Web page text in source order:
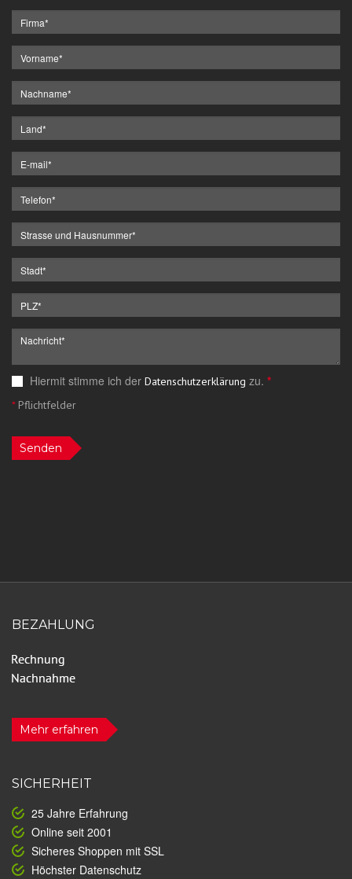
Hiermit stimme ich der Datenschutzerklärung zu. *
*Pflichtfelder
Senden
BEZAHLUNG
Mehr erfahren
SICHERHEIT
25 Jahre Erfahrung
Online seit 2001
Sicheres Shoppen mit SSL
Höchster Datenschutz